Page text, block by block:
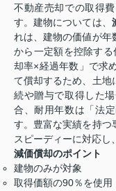
不動産売却での取得
す。建物については、
れは、建物の価値が年
から一定額を控除す
却率×経過年数」で求
て償却するため、土地
続や贈与で取得した
合、耐用年数は「法
す。豊富な実績を持つ
スピーディーに対応し
減価償却のポイント
建物のみが対象
取得価額の90％を使用